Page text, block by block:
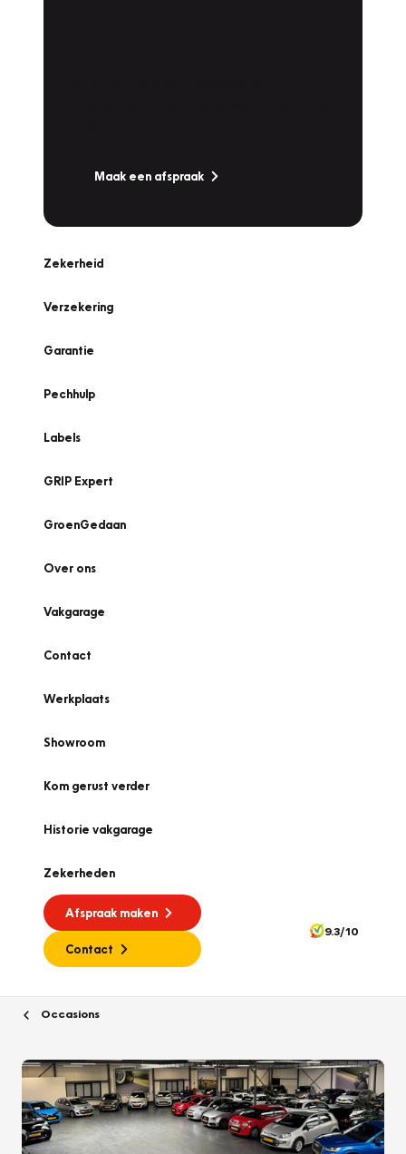
Maak een afspraak
Zekerheid
Verzekering
Garantie
Pechhulp
Labels
GRIP Expert
GroenGedaan
Over ons
Vakgarage
Contact
Werkplaats
Showroom
Kom gerust verder
Historie vakgarage
Zekerheden
Afspraak maken
Contact
9.3/10
Occasions